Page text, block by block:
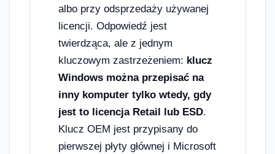
albo przy odsprzedaży używanej
licencji. Odpowiedź jest
twierdząca, ale z jednym
kluczowym zastrzeżeniem: klucz
Windows można przepisać na
inny komputer tylko wtedy, gdy
jest to licencja Retail lub ESD.
Klucz OEM jest przypisany do
pierwszej płyty głównej i Microsoft